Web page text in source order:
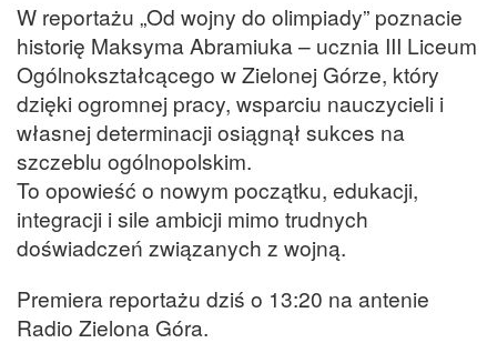
W reportażu „Od wojny do olimpiady” poznacie
historię Maksyma Abramiuka – ucznia III Liceum
Ogólnokształcącego w Zielonej Górze, który
dzięki ogromnej pracy, wsparciu nauczycieli i
własnej determinacji osiągnął sukces na
szczeblu ogólnopolskim.
To opowieść o nowym początku, edukacji,
integracji i sile ambicji mimo trudnych
doświadczeń związanych z wojną.
Premiera reportażu dziś o 13:20 na antenie
Radio Zielona Góra.